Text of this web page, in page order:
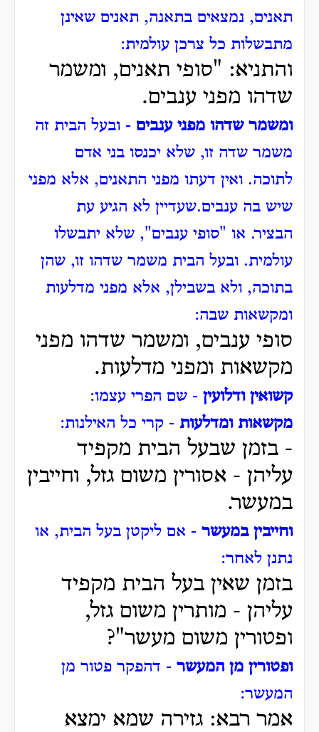
תאנים, נמצאים בתאנה, תאנים שאינן
מתבשלות כל צרכן עולמית:
והתניא: "סופי תאנים, ומשמר
שדהו מפני ענבים.
ומשמר שדהו מפני ענבים - ובעל הבית זה
משמר שדה זו, שלא יכנסו בני אדם
לתוכה. ואין דעתו מפני התאנים, אלא מפני
שיש בה ענבים.שעדיין לא הגיע עת
הבציר. או "סופי ענבים", שלא יתבשלו
עולמית. ובעל הבית משמר שדהו זו, שהן
בתוכה, ולא בשבילן, אלא מפני מדלעות
ומקשאות שבה:
סופי ענבים, ומשמר שדהו מפני
מקשאות ומפני מדלעות.
קשואין ודלועין - שם הפרי עצמו:
מקשאות ומדלעות - קרי כל האילנות:
- בזמן שבעל הבית מקפיד
עליהן - אסורין משום גזל, וחייבין
במעשר.
וחייבין במעשר - אם ליקטן בעל הבית, או
נתנן לאחר:
בזמן שאין בעל הבית מקפיד
עליהן - מותרין משום גזל,
ופטורין משום מעשר"?
ופטורין מן המעשר - דהפקר פטור מן
המעשר:
אמר רבא: גזירה שמא ימצא